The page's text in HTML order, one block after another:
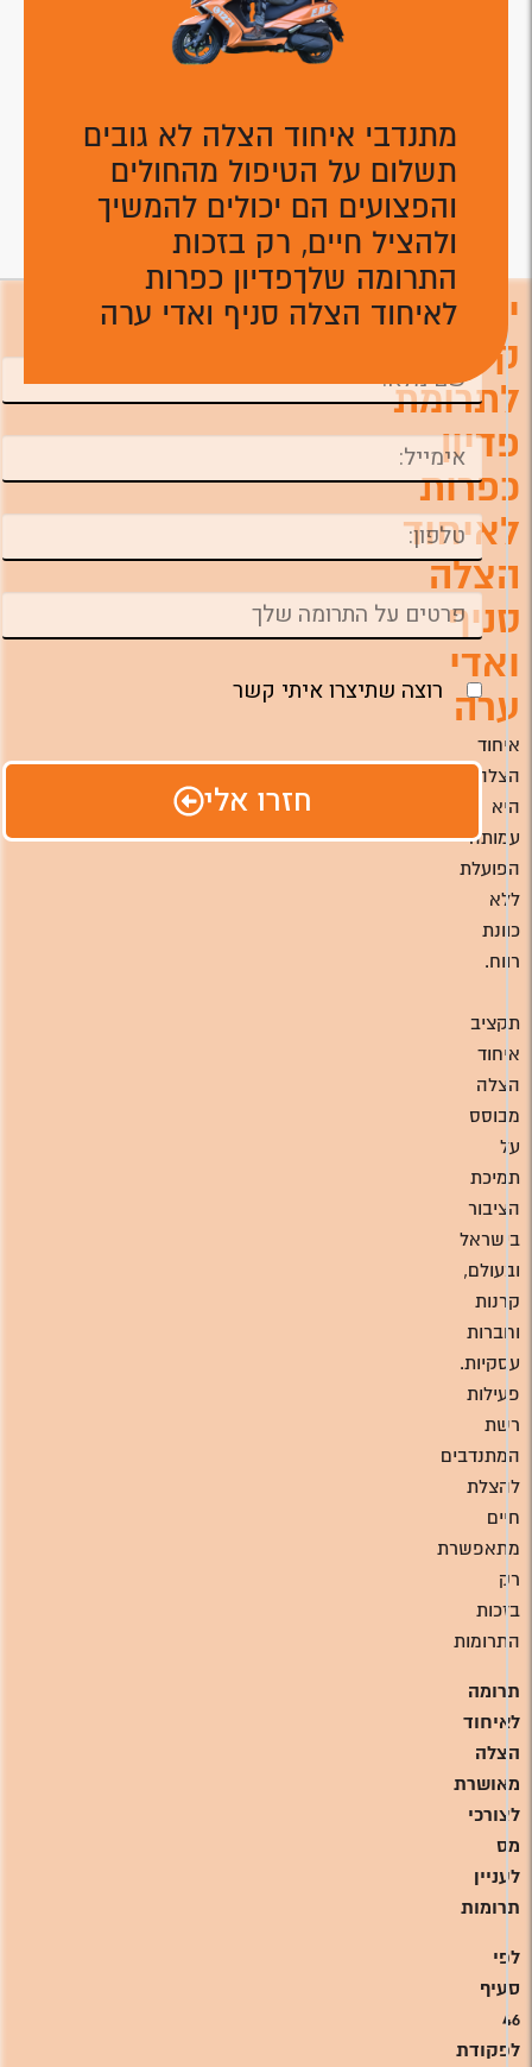
מתנדבי איחוד הצלה לא גובים
תשלום על הטיפול מהחולים
והפצועים הם יכולים להמשיך
ולהציל חיים, רק בזכות
התרומה שלךפדיון כפרות
לאיחוד הצלה סניף ואדי ערהיצירת
קשר
לתרומת
פדיון
כפרות
לאיחוד
הצלה
סניף
ואדי
ערה
איחוד
הצלה
היא
עמותה
הפועלת
ללא
כוונת
רווח.
תקציב
איחוד
הצלה
מבוסס
על
תמיכת
הציבור
בישראל
ובעולם,
קרנות
וחברות
עסקיות.
פעילות
רשת
המתנדבים
להצלת
חיים
מתאפשרת
רק
בזכות
התרומות
תרומה
לאיחוד
הצלה
מאושרת
לצורכי
מס
לעניין
תרומות
לפי
סעיף
46
לפקודת
השאירו פרטים ונחזור אליכם טלפונית לביצוע
רוצה שתיצרו איתי קשר
חזרו אלי